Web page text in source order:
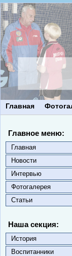
Главная
Главное меню:
Главная
Новости
Интервью
Фотогалерея
Статьи
Наша секция:
История
Воспитанники